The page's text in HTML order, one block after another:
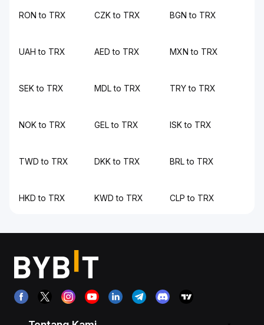
RON to TRX CZK to TRX BGN to TRX
UAH to TRX AED to TRX MXN to TRX
SEK to TRX MDL to TRX TRY to TRX
NOK to TRX GEL to TRX ISK to TRX
TWD to TRX DKK to TRX BRL to TRX
HKD to TRX KWD to TRX CLP to TRX